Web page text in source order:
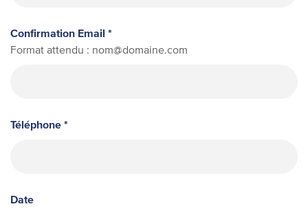
Confirmation Email *
Format attendu : nom@domaine.com
Téléphone *
Date